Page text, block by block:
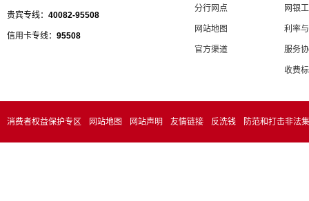
贵宾专线： 40082-95508
信用卡专线： 95508
分行网点
网站地图
官方渠道
网银
利率
服务
收费
消费者权益保护专区 网站地图 网站声明 友情链接 反洗钱 防范和打击非法